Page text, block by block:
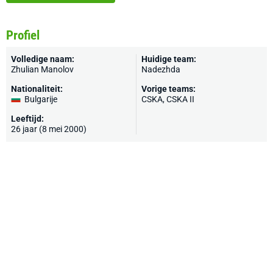
Profiel
Volledige naam:
Zhulian Manolov
Nationaliteit:
Bulgarije
Leeftijd:
26 jaar (8 mei 2000)
Huidige team:
Nadezhda
Vorige teams:
CSKA, CSKA II